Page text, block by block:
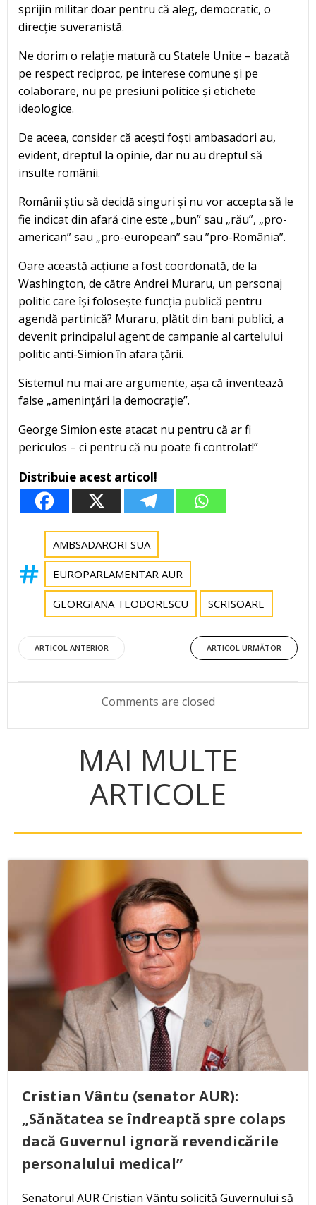
sprijin militar doar pentru că aleg, democratic, o
direcție suveranistă.
Ne dorim o relație matură cu Statele Unite – bazată
pe respect reciproc, pe interese comune și pe
colaborare, nu pe presiuni politice și etichete
ideologice.
De aceea, consider că acești foști ambasadori au,
evident, dreptul la opinie, dar nu au dreptul să
insulte românii.
Românii știu să decidă singuri și nu vor accepta să le
fie indicat din afară cine este „bun” sau „rău”, „pro-
american” sau „pro-european” sau ”pro-România”.
Oare această acțiune a fost coordonată, de la
Washington, de către Andrei Muraru, un personaj
politic care își folosește funcția publică pentru
agendă partinică? Muraru, plătit din bani publici, a
devenit principalul agent de campanie al cartelului
politic anti-Simion în afara țării.
Sistemul nu mai are argumente, așa că inventează
false „amenințări la democrație”.
George Simion este atacat nu pentru că ar fi
periculos – ci pentru că nu poate fi controlat!”
Distribuie acest articol!
AMBSADARORI SUA
EUROPARLAMENTAR AUR
GEORGIANA TEODORESCU SCRISOARE
Post
navigation
ARTICOL ANTERIOR
Post
navigation
ARTICOL URMĂTOR
Comments are closed
MAI MULTE
ARTICOLE
Cristian Vântu (senator AUR):
„Sănătatea se îndreaptă spre colaps
dacă Guvernul ignoră revendicările
personalului medical”
Senatorul AUR Cristian Vântu solicită Guvernului să